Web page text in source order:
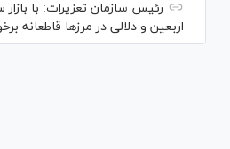
رئیس سازمان تعزیرات: با
اربعین و دلالی در مرز‌ها قاطعانه